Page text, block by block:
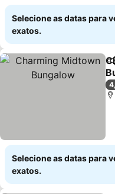
Selecione as datas para
exatos.
Selecione as datas para
exatos.